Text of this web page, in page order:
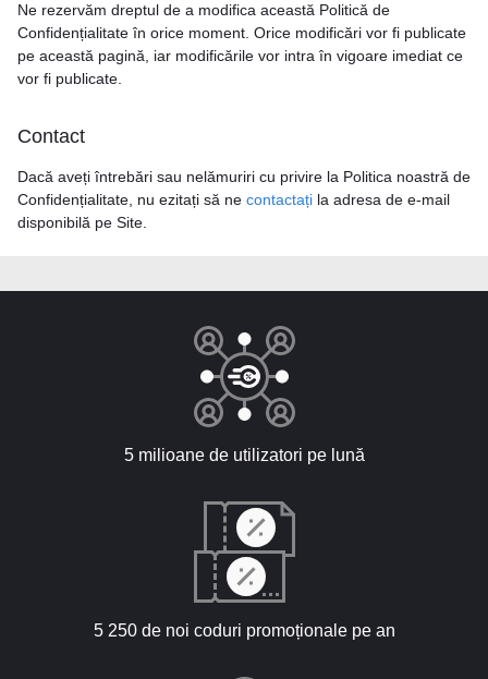
Ne rezervăm dreptul de a modifica această Politică de
Confidențialitate în orice moment. Orice modificări vor fi publicate
pe această pagină, iar modificările vor intra în vigoare imediat ce
vor fi publicate.
Contact
Dacă aveți întrebări sau nelămuriri cu privire la Politica noastră de
Confidențialitate, nu ezitați să ne contactați la adresa de e-mail
disponibilă pe Site.
5 milioane de utilizatori pe lună
5 250 de noi coduri promoționale pe an